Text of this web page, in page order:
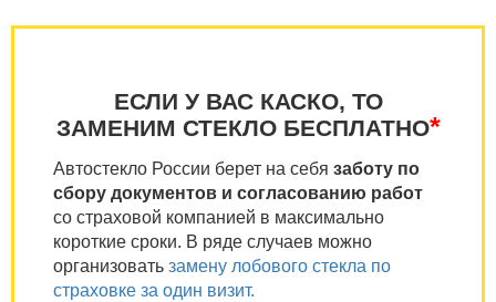
ЕСЛИ У ВАС КАСКО, ТО
ЗАМЕНИМ СТЕКЛО БЕСПЛАТНО*
Автостекло России берет на себя заботу по
сбору документов и согласованию работ
со страховой компанией в максимально
короткие сроки. В ряде случаев можно
организовать замену лобового стекла по
страховке за один визит.